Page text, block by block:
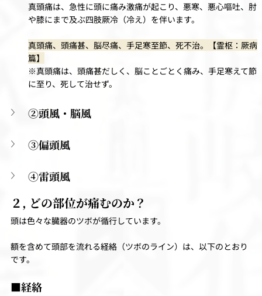
真頭痛は、急性に頭に痛み激痛が起こり、悪寒、悪心嘔吐、肘
や膝にまで及ぶ四肢厥冷（冷え）を伴います。
真頭痛、頭痛甚、脳尽痛、手足寒至節、死不治。【霊枢：厥病
篇】
※真頭痛は、頭痛甚だしく、脳ことごとく痛み、手足寒えて節
に至り、死して治せず。
②頭風・脳風
③偏頭風
④雷頭風
２, どの部位が痛むのか？
頭は色々な臓器のツボが循行しています。
額を含めて頭部を流れる経絡（ツボのライン）は、以下のとおり
です。
■経絡